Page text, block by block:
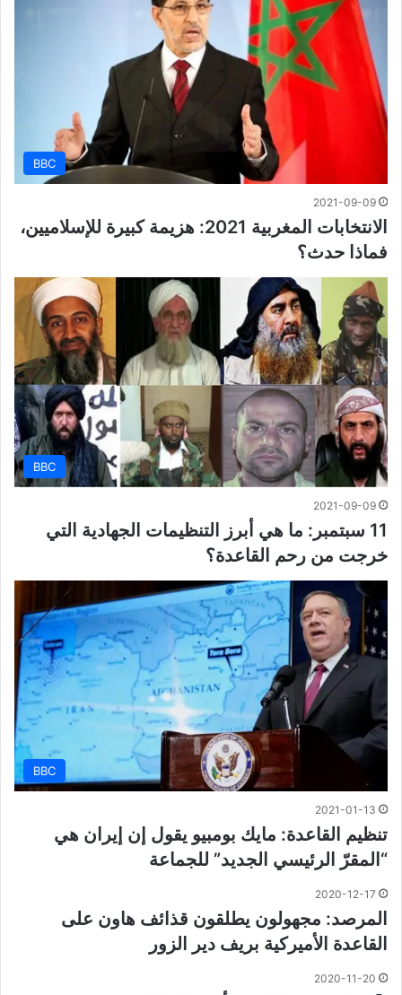
BBC
2021-09-09
الانتخابات المغربية 2021: هزيمة كبيرة للإسلاميين،
فماذا حدث؟
BBC
2021-09-09
11 سبتمبر: ما هي أبرز التنظيمات الجهادية التي
خرجت من رحم القاعدة؟
BBC
2021-01-13
تنظيم القاعدة: مايك بومبيو يقول إن إيران هي
“المقرّ الرئيسي الجديد” للجماعة
2020-12-17
المرصد: مجهولون يطلقون قذائف هاون على
القاعدة الأميركية بريف دير الزور
2020-11-20